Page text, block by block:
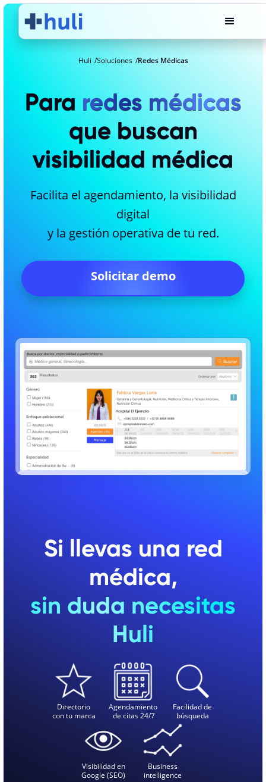
Huli Soluciones Redes Médicas
Para redes médicas
que buscan
visibilidad médica
Facilita el agendamiento, la visibilidad
digital
y la gestión operativa de tu red.
Solicitar demo
Si llevas una red
médica,
sin duda necesitas
Huli
Directorio
con tu marca
Agendamiento
de citas 24/7
Facilidad de
búsqueda
Visibilidad en
Google (SEO)
Business
intelligence